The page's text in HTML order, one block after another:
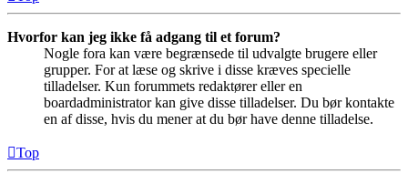
Hvorfor kan jeg ikke få adgang til et forum?
Nogle fora kan være begrænsede til udvalgte brugere eller
grupper. For at læse og skrive i disse kræves specielle
tilladelser. Kun forummets redaktører eller en
boardadministrator kan give disse tilladelser. Du bør kontakte
en af disse, hvis du mener at du bør have denne tilladelse.
Top